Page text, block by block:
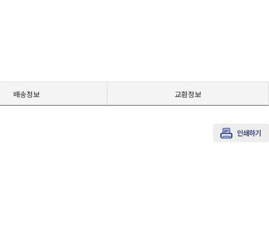
배송정보 교환정보